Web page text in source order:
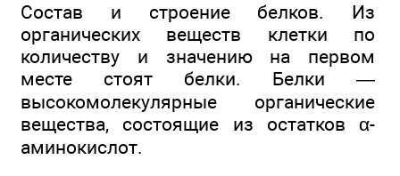
Состав и строение белков. Из
органических веществ клетки по
количеству и значению на первом
месте стоят белки. Белки —
высокомолекулярные органические
вещества, состоящие из остатков α-
аминокислот.